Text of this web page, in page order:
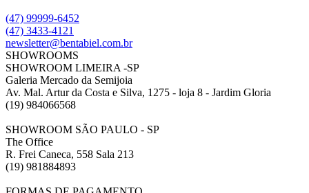
(47) 99999-6452
(47) 3433-4121
newsletter@bentabiel.com.br
SHOWROOMS
SHOWROOM LIMEIRA -SP
Galeria Mercado da Semijoia
Av. Mal. Artur da Costa e Silva, 1275 - loja 8 - Jardim Gloria
(19) 984066568
SHOWROOM SÃO PAULO - SP
The Office
R. Frei Caneca, 558 Sala 213
(19) 981884893